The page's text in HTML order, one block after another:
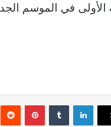
الأولى في الموسم
لينكدإن بينتيريست